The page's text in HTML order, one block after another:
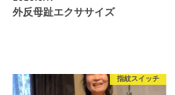
外反母趾エクササイズ
指紋スイッチ